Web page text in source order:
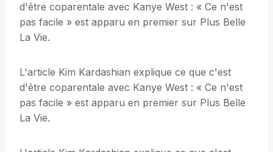
d'être coparentale avec Kanye West : « Ce n'est
pas facile » est apparu en premier sur Plus Belle
La Vie.
L'article Kim Kardashian explique ce que c'est
d'être coparentale avec Kanye West : « Ce n'est
pas facile » est apparu en premier sur Plus Belle
La Vie.